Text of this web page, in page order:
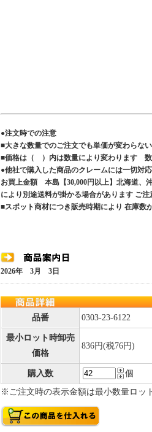
●注文時での注意
■大きな数量でのご注文でも単価が変わらな
■価格は（ ）内は数量により変わります 数
●他社で購入した商品のクレームには一切対
お買上金額 本島【30,000円以上】北海道、
により別途送料が掛かる場合があります
■スポット商材につき販売時期により 在庫数
2026年 3月 3日
品番 0303-23-6122
最小ロット時卸売
価格
836円(税76円)
購入数
個
※ご注文時の表示金額は最小数量ロッ